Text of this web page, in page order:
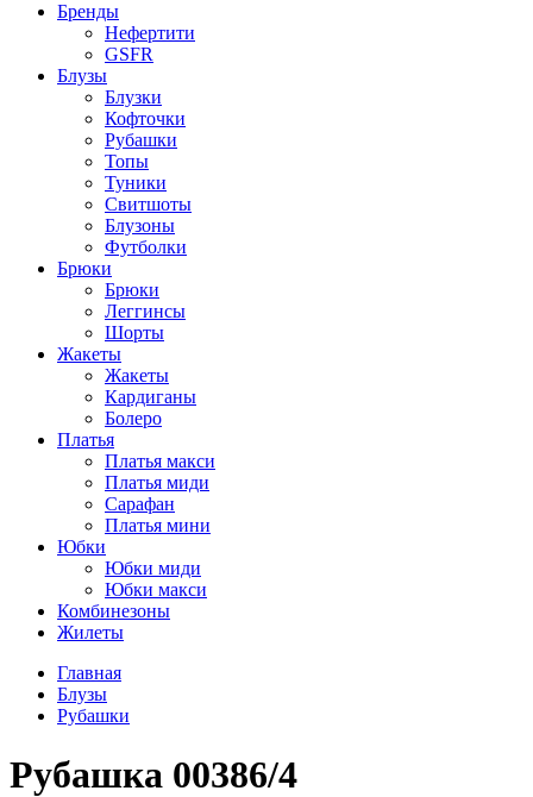
Бренды
Нефертити
GSFR
Блузы
Блузки
Кофточки
Рубашки
Топы
Туники
Свитшоты
Блузоны
Футболки
Брюки
Брюки
Леггинсы
Шорты
Жакеты
Жакеты
Кардиганы
Болеро
Платья
Платья макси
Платья миди
Сарафан
Платья мини
Юбки
Юбки миди
Юбки макси
Комбинезоны
Жилеты
Главная
Блузы
Рубашки
Рубашка 00386/4